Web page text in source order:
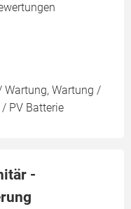
Wartung, Wartung /
PV Batterie
-